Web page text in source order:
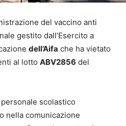
del vaccino anti
gestito dall’Esercito a
dell’Aifa che ha vietato
al lotto ABV2856 del
scolastico
nella comunicazione